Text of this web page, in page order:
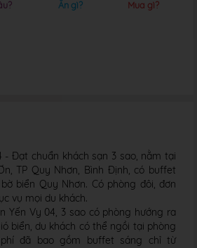
Ăn gì? Mua gì?
- Đạt chuẩn khách sạn 3 sao, nằm tại
TP Quy Nhơn, Bình Định, có buffet
biển Quy Nhơn. Có phòng đôi, đơn
vụ mọi du khách.
Yến Vy 04, 3 sao có phòng hướng ra
biển, du khách có thể ngồi tại phòng
đã bao gồm buffet sáng chỉ từ